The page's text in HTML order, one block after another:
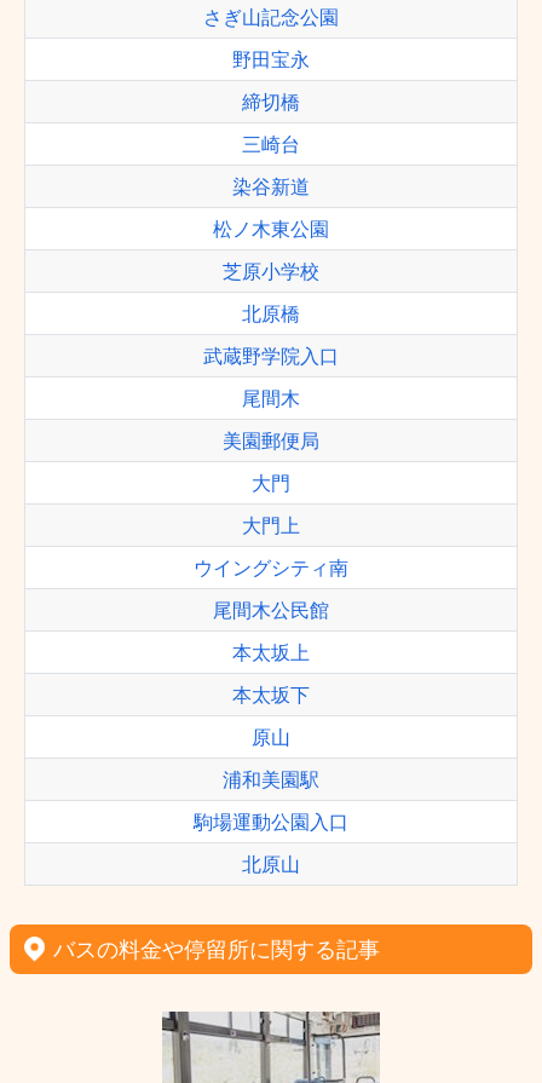
さぎ山記念公園
野田宝永
締切橋
三崎台
染谷新道
松ノ木東公園
芝原小学校
北原橋
武蔵野学院入口
尾間木
美園郵便局
大門
大門上
ウイングシティ南
尾間木公民館
本太坂上
本太坂下
原山
浦和美園駅
駒場運動公園入口
北原山
バスの料金や停留所に関する記事